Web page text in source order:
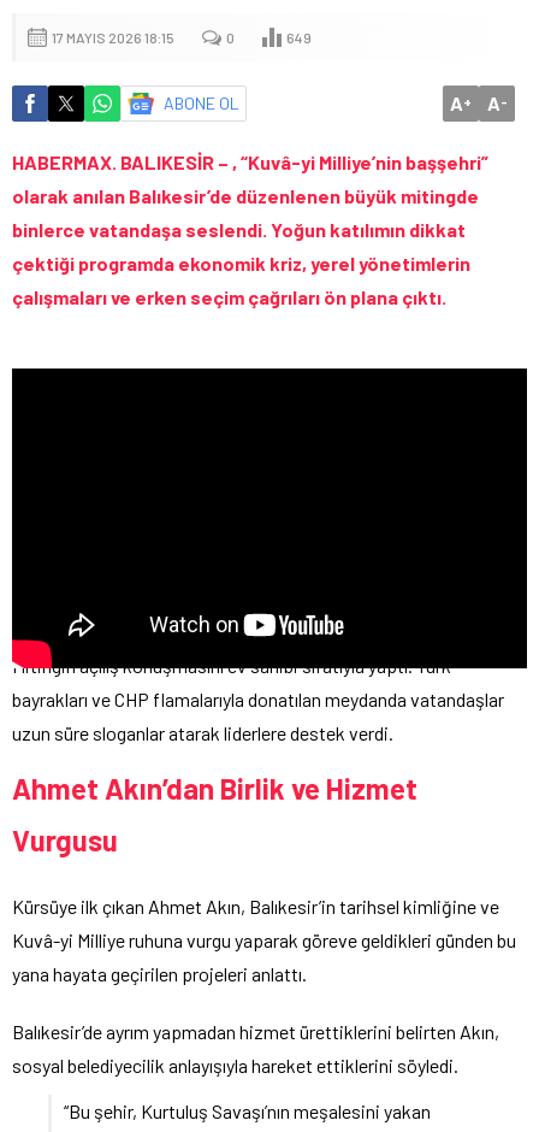
17 MAYIS 2026 18:15 0 649
ABONE OL A+ A-
HABERMAX. BALIKESİR – , “Kuvâ-yi Milliye’nin başşehri”
olarak anılan Balıkesir’de düzenlenen büyük mitingde
binlerce vatandaşa seslendi. Yoğun katılımın dikkat
çektiği programda ekonomik kriz, yerel yönetimlerin
çalışmaları ve erken seçim çağrıları ön plana çıktı.
Mitingin açılış konuşmasını ev sahibi sıfatıyla yaptı. Türk
bayrakları ve CHP flamalarıyla donatılan meydanda vatandaşlar
uzun süre sloganlar atarak liderlere destek verdi.
Ahmet Akın’dan Birlik ve Hizmet
Vurgusu
Kürsüye ilk çıkan Ahmet Akın, Balıkesir’in tarihsel kimliğine ve
Kuvâ-yi Milliye ruhuna vurgu yaparak göreve geldikleri günden bu
yana hayata geçirilen projeleri anlattı.
Balıkesir’de ayrım yapmadan hizmet ürettiklerini belirten Akın,
sosyal belediyecilik anlayışıyla hareket ettiklerini söyledi.
“Bu şehir, Kurtuluş Savaşı’nın meşalesini yakan